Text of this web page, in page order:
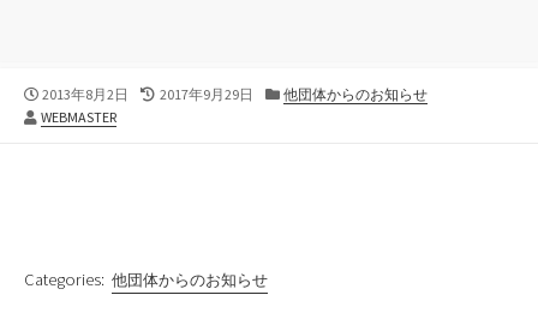
公
開
2013年8月2日
最
2017年9月29日
カ
他団体からのお知らせ
作
WEBMASTER
Categories: 他団体からのお知らせ